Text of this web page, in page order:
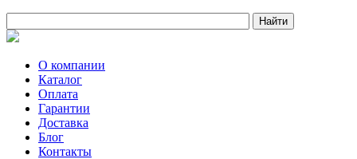
О компании
Каталог
Оплата
Гарантии
Доставка
Блог
Контакты